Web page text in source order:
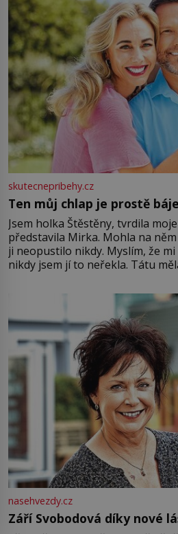
skutecnepribehy.cz
Ten můj chlap je prostě
Jsem holka Štěstěny, tvrdila
představila Mirka. Mohla na
ji neopustilo nikdy. Myslím, že
nikdy jsem jí to neřekla. Tátu
Jsme spolu moc rádi Tehdy byla
nasehvezdy.cz
Září Svobodová díky nové